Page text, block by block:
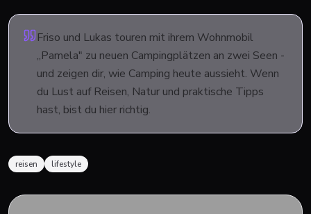
Friso und Lukas touren mit ihrem Wohnmobil
„Pamela" zu neuen Campingplätzen an zwei Seen -
und zeigen dir, wie Camping heute aussieht. Wenn
du Lust auf Reisen, Natur und praktische Tipps
hast, bist du hier richtig.
reisen lifestyle